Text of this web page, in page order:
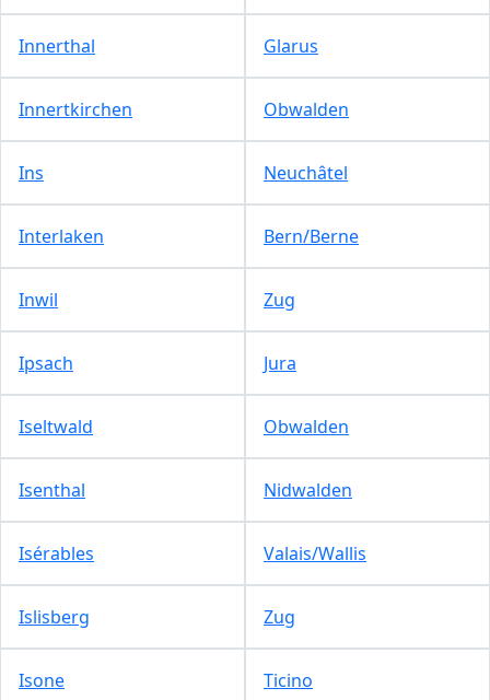
Innerthal Glarus
Innertkirchen Obwalden
Ins Neuchâtel
Interlaken Bern/Berne
Inwil Zug
Ipsach Jura
Iseltwald Obwalden
Isenthal Nidwalden
Isérables Valais/Wallis
Islisberg Zug
Isone Ticino